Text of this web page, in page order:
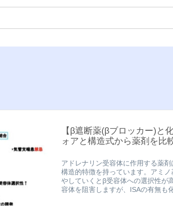
【β遮断薬(βブロッカー)と
ォアと構造式から薬剤を比
アドレナリン受容体に作用する薬
構造的特徴を持っています。アミ
やしていくとβ受容体への選択性が
容体を阻害しますが、ISAの有無も